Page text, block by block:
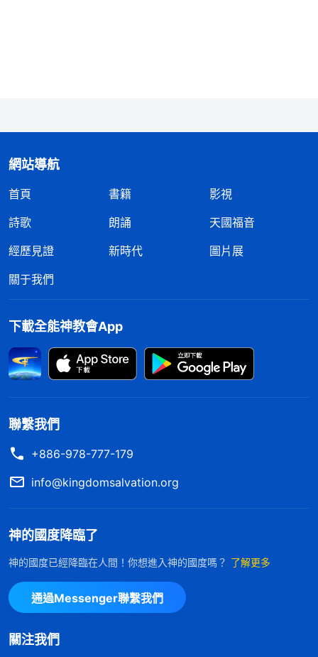
據被人高看的位置、是不是説話有分量，要先把這個
位置占好了。幾乎所有人到了一個人群中都要尋找一
個這樣的位置、這樣的機會。如果自己的本事大，當
般，才能也一般，那也得讓人高看，不能讓人小瞧。
哪怕没有了人格，没有了神的認可、神的悦納，在人
中間要争取的臉面、地位、人的高看也絶對不能丢，
這就是撒但的性情。」《話・卷三 末世基督座談紀
要・第三部分》看了神的話我知道了，我看到自己素
質差不如配搭的姊妹就消極，根源的問題是我把臉面
地位看得太重了。看到其他弟兄姊妹素質好、盡本分
還是不如别人，臉面地位得不到滿足了我就消極被
動，甚至想撂挑子背叛神，我把臉面地位看得比本分
都重要。看到「人活臉，樹活皮」這個撒但毒素已經
深種在我心裏，讓我處處在乎别人怎麽看自己，絲毫
不考慮神的心意和要求，絲毫不維護教會的工作。想
到自己能盡上這個本分這裏面包含着神的良苦用心，
環境來潔净變化。神安排我和素質好的姊妹配搭盡本
網站導航
首頁 書籍
影視
詩歌
朗誦
天國福音
經歷見證
新時代
圖片展
關于我們
下載全能神教會App
聯繫我們
+886-978-777-179
info@kingdomsalvation.org
神的國度降臨了
神的國度已經降臨在人間！你想進入神的國度嗎？ 了解更多
通過Messenger聯繫我們
關注我們